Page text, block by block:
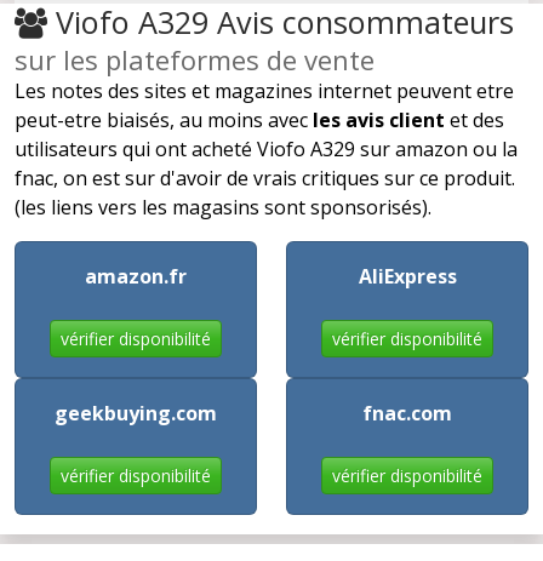
Viofo A329 Avis consommateurs
sur les plateformes de vente
Les notes des sites et magazines internet peuvent etre
peut-etre biaisés, au moins avec les avis client et des
utilisateurs qui ont acheté Viofo A329 sur amazon ou la
fnac, on est sur d'avoir de vrais critiques sur ce produit.
(les liens vers les magasins sont sponsorisés).
amazon.fr
vérifier disponibilité
AliExpress
vérifier disponibilité
geekbuying.com
vérifier disponibilité
fnac.com
vérifier disponibilité